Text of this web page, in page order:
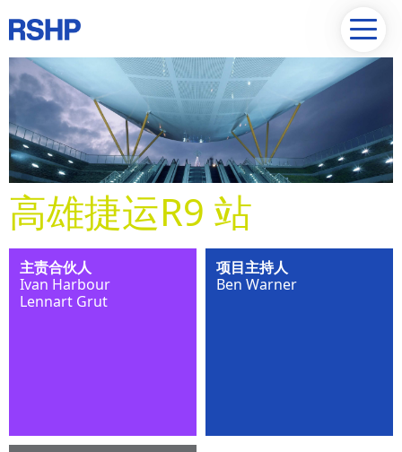
高雄捷运R9 站
主责合伙人
Ivan Harbour
Lennart Grut
项目主持人
Ben Warner